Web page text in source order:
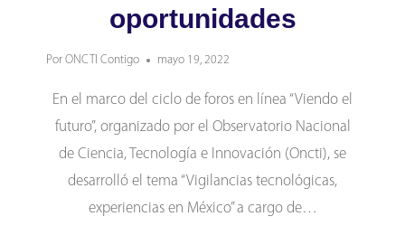
oportunidades
Por ONCTI Contigo mayo 19, 2022
En el marco del ciclo de foros en línea “Viendo el
futuro”, organizado por el Observatorio Nacional
de Ciencia, Tecnología e Innovación (Oncti), se
desarrolló el tema “Vigilancias tecnológicas,
experiencias en México” a cargo de…